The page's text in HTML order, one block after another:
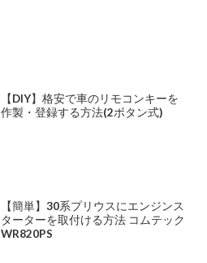
【DIY】格安で車のリモコンキーを
作製・登録する方法(2ボタン式)
【簡単】30系プリウスにエンジンス
ターターを取付ける方法 コムテック
WR820PS